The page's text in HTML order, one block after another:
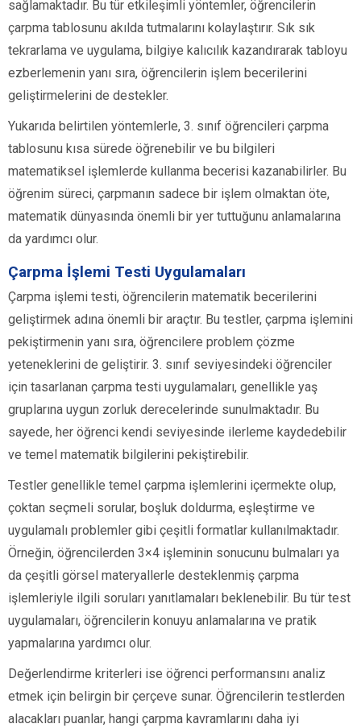
sağlamaktadır. Bu tür etkileşimli yöntemler, öğrencilerin
çarpma tablosunu akılda tutmalarını kolaylaştırır. Sık sık
tekrarlama ve uygulama, bilgiye kalıcılık kazandırarak tabloyu
ezberlemenin yanı sıra, öğrencilerin işlem becerilerini
geliştirmelerini de destekler.
Yukarıda belirtilen yöntemlerle, 3. sınıf öğrencileri çarpma
tablosunu kısa sürede öğrenebilir ve bu bilgileri
matematiksel işlemlerde kullanma becerisi kazanabilirler. Bu
öğrenim süreci, çarpmanın sadece bir işlem olmaktan öte,
matematik dünyasında önemli bir yer tuttuğunu anlamalarına
da yardımcı olur.
Çarpma İşlemi Testi Uygulamaları
Çarpma işlemi testi, öğrencilerin matematik becerilerini
geliştirmek adına önemli bir araçtır. Bu testler, çarpma işlemini
pekiştirmenin yanı sıra, öğrencilere problem çözme
yeteneklerini de geliştirir. 3. sınıf seviyesindeki öğrenciler
için tasarlanan çarpma testi uygulamaları, genellikle yaş
gruplarına uygun zorluk derecelerinde sunulmaktadır. Bu
sayede, her öğrenci kendi seviyesinde ilerleme kaydedebilir
ve temel matematik bilgilerini pekiştirebilir.
Testler genellikle temel çarpma işlemlerini içermekte olup,
çoktan seçmeli sorular, boşluk doldurma, eşleştirme ve
uygulamalı problemler gibi çeşitli formatlar kullanılmaktadır.
Örneğin, öğrencilerden 3×4 işleminin sonucunu bulmaları ya
da çeşitli görsel materyallerle desteklenmiş çarpma
işlemleriyle ilgili soruları yanıtlamaları beklenebilir. Bu tür test
uygulamaları, öğrencilerin konuyu anlamalarına ve pratik
yapmalarına yardımcı olur.
Değerlendirme kriterleri ise öğrenci performansını analiz
etmek için belirgin bir çerçeve sunar. Öğrencilerin testlerden
alacakları puanlar, hangi çarpma kavramlarını daha iyi